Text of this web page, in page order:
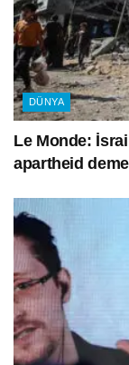
DÜNYA
Le Monde:
apartheid